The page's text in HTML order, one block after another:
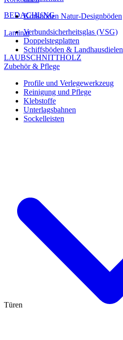
BEDACHUNG
Verbundsicherheitsglas (VSG)
Doppelstegplatten
LAUBSCHNITTHOLZ
Korkböden Natur-Designböden
Laminat
Schiffsböden & Landhausdielen
Zubehör & Pflege
Profile und Verlegewerkzeug
Reinigung und Pflege
Klebstoffe
Unterlagsbahnen
Sockelleisten
Türen